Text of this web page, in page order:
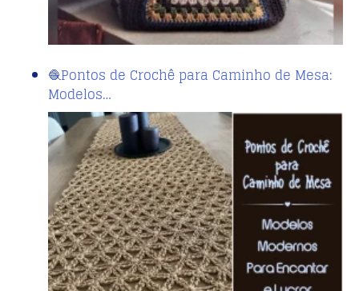
🧶Pontos de Crochê para Caminho de Mesa:
Modelos…